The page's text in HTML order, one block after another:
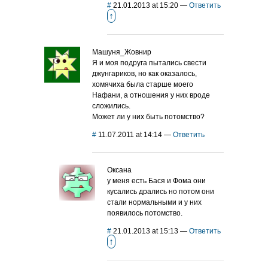
# 21.01.2013 at 15:20 — Ответить
↑
Машуня_Жовнир
Я и моя подруга пытались свести
джунгариков, но как оказалось,
хомячиха была старше моего
Нафани, а отношения у них вроде
сложились.
Может ли у них быть потомство?
# 11.07.2011 at 14:14 — Ответить
Оксана
у меня есть Бася и Фома они
кусались дрались но потом они
стали нормальными и у них
появилось потомство.
# 21.01.2013 at 15:13 — Ответить
↑